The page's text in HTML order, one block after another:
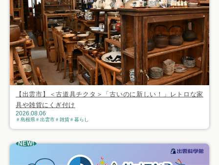
【出雲市】＜古道具チクタ＞「古いのに新しい！」レトロな家
具や雑貨にくぎ付け
2026.08.06
島根県 出雲市 雑貨 暮らし
NEW!